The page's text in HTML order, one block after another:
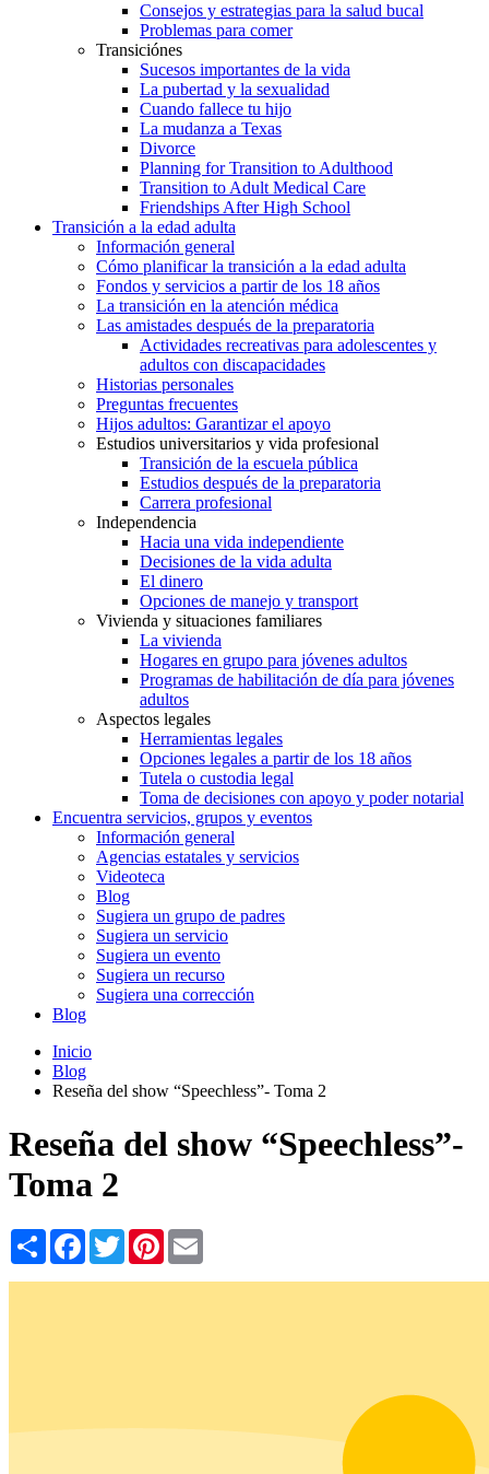
Consejos y estrategias para la salud bucal
Problemas para comer
Transiciónes
Sucesos importantes de la vida
La pubertad y la sexualidad
Cuando fallece tu hijo
La mudanza a Texas
Divorce
Planning for Transition to Adulthood
Transition to Adult Medical Care
Friendships After High School
Transición a la edad adulta
Información general
Cómo planificar la transición a la edad adulta
Fondos y servicios a partir de los 18 años
La transición en la atención médica
Las amistades después de la preparatoria
Actividades recreativas para adolescentes y
adultos con discapacidades
Historias personales
Preguntas frecuentes
Hijos adultos: Garantizar el apoyo
Estudios universitarios y vida profesional
Transición de la escuela pública
Estudios después de la preparatoria
Carrera profesional
Independencia
Hacia una vida independiente
Decisiones de la vida adulta
El dinero
Opciones de manejo y transport
Vivienda y situaciones familiares
La vivienda
Hogares en grupo para jóvenes adultos
Programas de habilitación de día para jóvenes
adultos
Aspectos legales
Herramientas legales
Opciones legales a partir de los 18 años
Tutela o custodia legal
Toma de decisiones con apoyo y poder notarial
Encuentra servicios, grupos y eventos
Información general
Agencias estatales y servicios
Videoteca
Blog
Sugiera un grupo de padres
Sugiera un servicio
Sugiera un evento
Sugiera un recurso
Sugiera una corrección
Blog
Inicio
Blog
Reseña del show “Speechless”- Toma 2
Reseña del show “Speechless”-
Toma 2
Share Facebook
TwitterPinterest